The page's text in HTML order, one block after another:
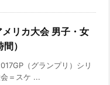
リカ大会 男子・女
）
（グランプリ）シリ
＝スケ ...